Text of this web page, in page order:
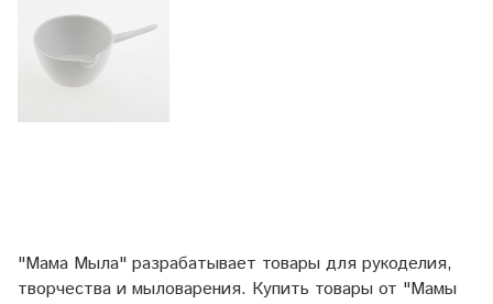
"Мама Мыла" разрабатывает товары для рукоделия,
творчества и мыловарения. Купить товары от "Мамы